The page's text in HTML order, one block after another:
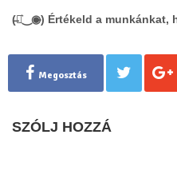
(̶◉͛‿◉̶) Értékeld a munkánkat,
Megosztás
SZÓLJ HOZZÁ